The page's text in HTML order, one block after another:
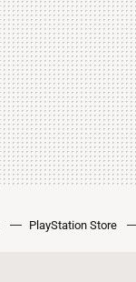
PlayStation Store